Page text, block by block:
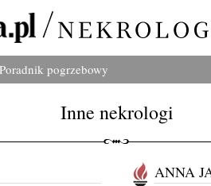
Poradnik pogrzebowy
Inne nekrologi
ANNA